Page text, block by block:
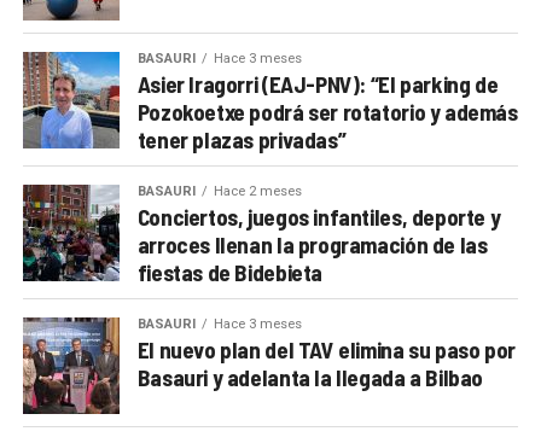
BASAURI Hace 3 meses
Asier Iragorri (EAJ-PNV): “El parking de
Pozokoetxe podrá ser rotatorio y además
tener plazas privadas”
BASAURI Hace 2 meses
Conciertos, juegos infantiles, deporte y
arroces llenan la programación de las
fiestas de Bidebieta
BASAURI Hace 3 meses
El nuevo plan del TAV elimina su paso por
Basauri y adelanta la llegada a Bilbao